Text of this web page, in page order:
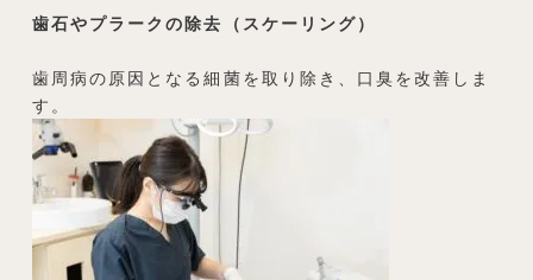
歯石やプラークの除去（スケーリング）
歯周病の原因となる細菌を取り除き、口臭を改善しま
す。